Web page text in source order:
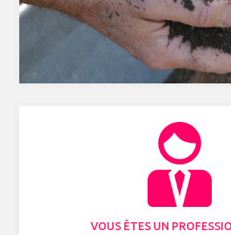
VOUS ÊTES UN